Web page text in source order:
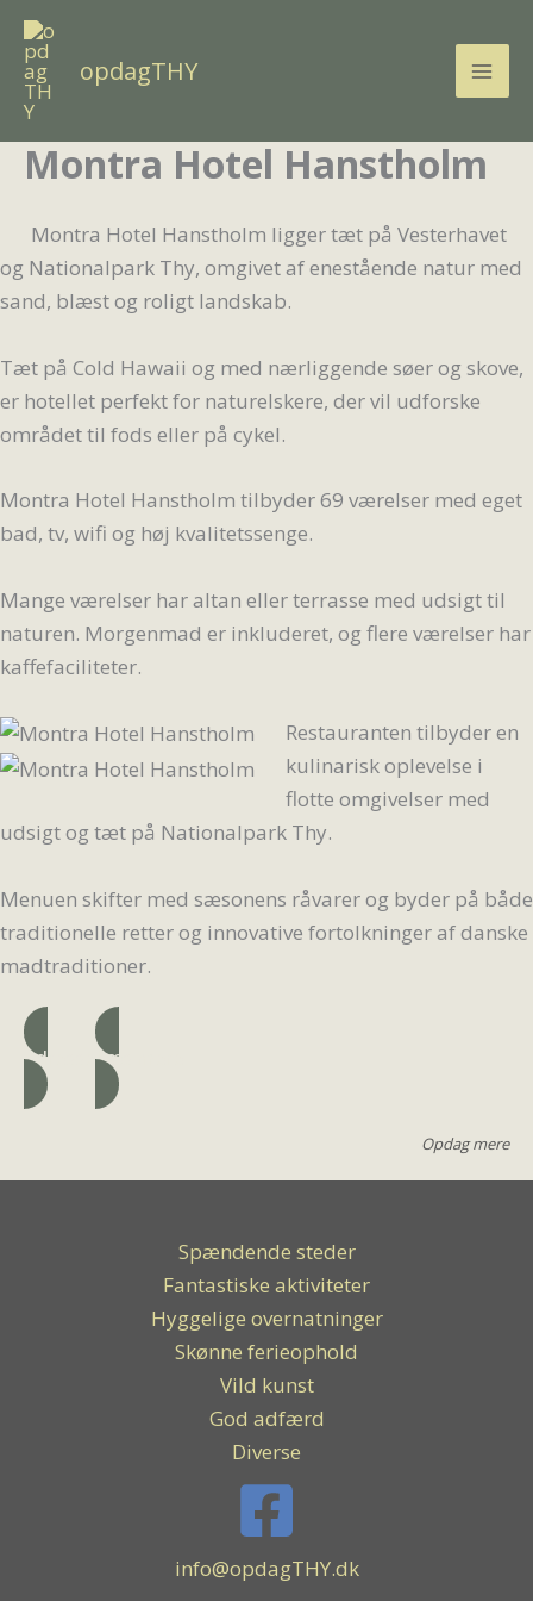
Gå
indholdetopdagTHY
Montra Hotel Hanstholm
Montra Hotel Hanstholm ligger tæt på Vesterhavet
og Nationalpark Thy, omgivet af enestående natur med
sand, blæst og roligt landskab.
Tæt på Cold Hawaii og med nærliggende søer og skove,
er hotellet perfekt for naturelskere, der vil udforske
området til fods eller på cykel.
Montra Hotel Hanstholm tilbyder 69 værelser med eget
bad, tv, wifi og høj kvalitetssenge.
Mange værelser har altan eller terrasse med udsigt til
naturen. Morgenmad er inkluderet, og flere værelser har
kaffefaciliteter.
Restauranten tilbyder en
kulinarisk oplevelse i
flotte omgivelser med
udsigt og tæt på Nationalpark Thy.
Menuen skifter med sæsonens råvarer og byder på både
traditionelle retter og innovative fortolkninger af danske
madtraditioner.
Adresse Læs mere
Opdag mere
Spændende steder
Fantastiske aktiviteter
Hyggelige overnatninger
Skønne ferieophold
Vild kunst
God adfærd
Diverse
info@opdagTHY.dk